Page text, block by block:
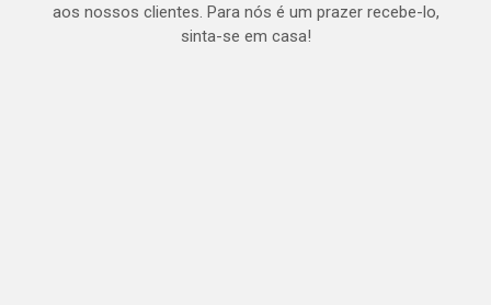
aos nossos clientes. Para nós é um prazer recebe-lo,
sinta-se em casa!